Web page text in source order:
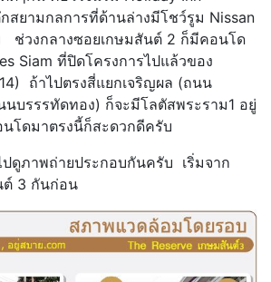
สยามกลการที่ด้านล่างมีโชว์รูม Nissan
ช่วงกลางซอยเกษมสันต์ 2 ก็มีคอนโด
Siam ที่ปิดโครงการไปแล้วของ
ถ้าไปตรงสี่แยกเจริญผล (ถนน
บรรรทัดทอง) ก็จะมีโลตัสพระราม1 อยู่
นโดมาตรงนี้ก็สะดวกดีครับ
ปดูภาพถ่ายประกอบกันครับ เริ่มจาก
ต์ 3 กันก่อน